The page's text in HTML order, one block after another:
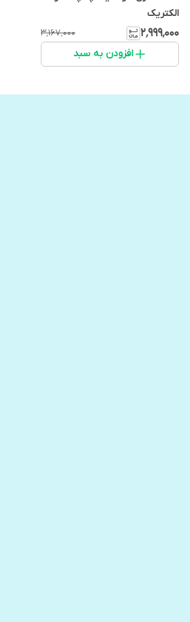
الکتریک
۲٬۹۹۹٬۰۰۰ ۳٬۱۶۷٬۰۰۰
افزودن به سبد